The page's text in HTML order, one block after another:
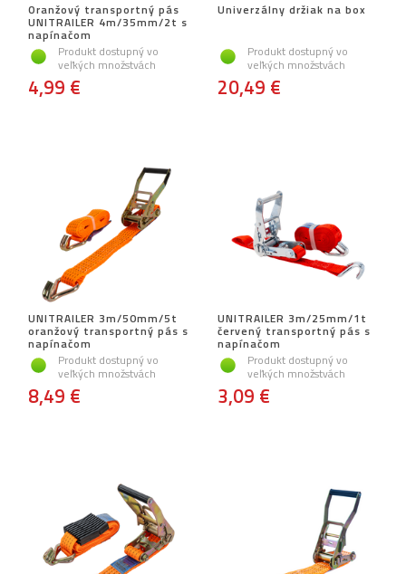
Oranžový transportný pás
UNITRAILER 4m/35mm/2t s
napínačom
Produkt dostupný vo
veľkých množstvách
4,99 €
Univerzálny držiak na box
Produkt dostupný vo
veľkých množstvách
20,49 €
UNITRAILER 3m/50mm/5t
oranžový transportný pás s
napínačom
Produkt dostupný vo
veľkých množstvách
8,49 €
UNITRAILER 3m/25mm/1t
červený transportný pás s
napínačom
Produkt dostupný vo
veľkých množstvách
3,09 €